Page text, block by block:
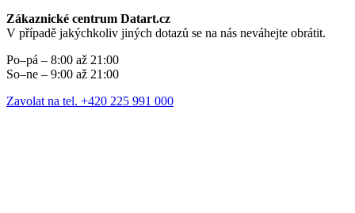
Zákaznické centrum Datart.cz
V případě jakýchkoliv jiných dotazů se na nás neváhejte obrátit.
Po–pá – 8:00 až 21:00
So–ne – 9:00 až 21:00
Zavolat na tel. +420 225 991 000